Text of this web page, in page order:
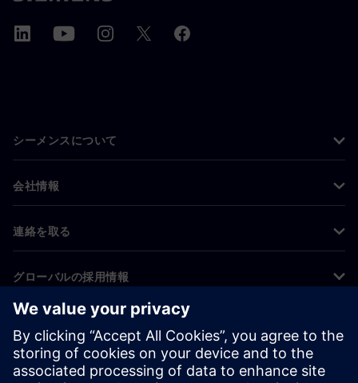
シーメンスについて
会社情報
連絡を取る
グローバルの採用情報
©Siemens 2026
コーポレート情報